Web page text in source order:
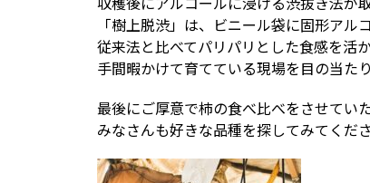
「樹上脱渋」は、ビニール袋に固形アル
従来法と比べてパリパリとした食感を活
手間暇かけて育てている現場を目の当た
最後にご厚意で柿の食べ比べをさせてい
みなさんも好きな品種を探してみてくださ